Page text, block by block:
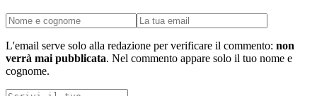
L'email serve solo alla redazione per verificare il commento: non
verrà mai pubblicata. Nel commento appare solo il tuo nome e
cognome.